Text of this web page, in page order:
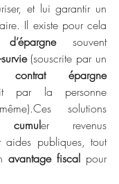
et lui garantir un
souvent
(souscrite par un
contrat épargne
par la personne
solutions
cumuler revenus
aides publiques, tout
avantage fiscal pour